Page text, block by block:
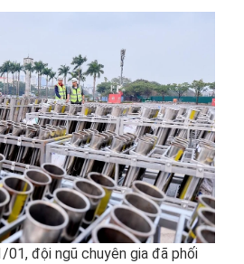
đội ngũ chuyên gia đã phối